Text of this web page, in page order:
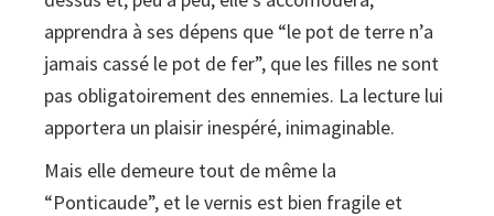
apprendra à ses dépens que “le pot de terre n’a
jamais cassé le pot de fer”, que les filles ne sont
pas obligatoirement des ennemies. La lecture lui
apportera un plaisir inespéré, inimaginable.
Mais elle demeure tout de même la
“Ponticaude”, et le vernis est bien fragile et